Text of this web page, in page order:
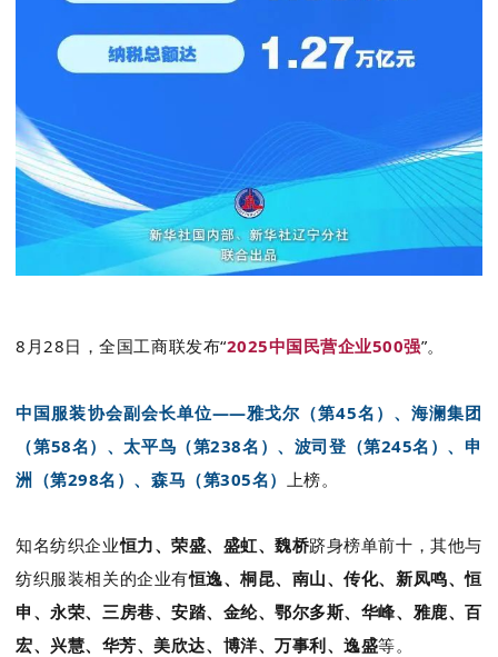
8 月 28日，全国工商联发布“2025中国民营企业500强”。
中国服装协会副会长单位——雅戈尔（第45名）、海澜集团
（第58名）、太平鸟（第238名）、波司登（第245名）、申
洲（第298名）、森马（第305名） 上榜。
知名纺织企业恒力、荣盛、盛虹、魏桥跻身榜单前十，其他与
纺织服装相关的企业有恒逸、桐昆、南山、传化、新凤鸣、恒
申、永荣、三房巷、安踏、金纶、鄂尔多斯、华峰、雅鹿、百
宏、兴慧、华芳、美欣达、博洋、万事利、逸盛等。